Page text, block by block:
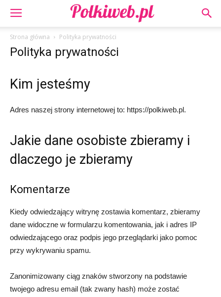
Strona główna Polityka prywatności
Polityka prywatności
Kim jesteśmy
Adres naszej strony internetowej to: https://polkiweb.pl.
Jakie dane osobiste zbieramy i
dlaczego je zbieramy
Komentarze
Kiedy odwiedzający witrynę zostawia komentarz, zbieramy
dane widoczne w formularzu komentowania, jak i adres IP
odwiedzającego oraz podpis jego przeglądarki jako pomoc
przy wykrywaniu spamu.
Zanonimizowany ciąg znaków stworzony na podstawie
twojego adresu email (tak zwany hash) może zostać